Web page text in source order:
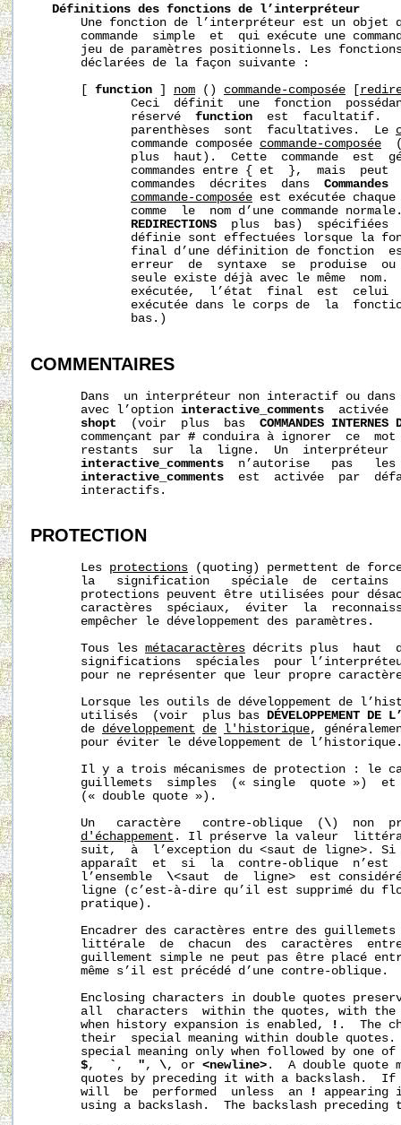
Définitions des fonctions de l’interpréteur
Une fonction de l’interpréteur est un objet
commande  simple  et  qui exécute une
jeu de paramètres positionnels. Les
       déclarées de la façon suivante :
function nom () commande-composée
Ceci  définit  une  fonction
              réservé
function
est  facultatif.
              parenthèses  sont  facultatives.  Le
              commande composée
commande-composée
plus  haut).  Cette  commande  est
commandes entre { et  },  mais  peut
              commandes  décrites  dans
Commandes
commande-composée est exécutée
comme  le  nom d’une commande
REDIRECTIONS
plus  bas)  spécifiées
définie sont effectuées lorsque la
final d’une définition de fonction
erreur  de  syntaxe  se  produise
seule existe déjà avec le même  nom.
exécutée,  l’état  final  est  celui
exécutée dans le corps de  la
              bas.)
COMMENTAIRES
Dans  un interpréteur non interactif ou
       avec l’option
interactive_comments
activée
shopt
  (voir  plus  bas
COMMANDES INTERNES
       commençant par
# conduira à ignorer  ce
restants  sur  la  ligne.  Un  interpréteur
interactive_comments
n’autorise   pas
interactive_comments
est  activée  par
       interactifs.
PROTECTION
       Les
protections (quoting) permettent de
la   signification   spéciale  de  certains
protections peuvent être utilisées pour
caractères  spéciaux,  éviter  la
       empêcher le développement des paramètres.
       Tous les
métacaractères décrits plus  haut
significations  spéciales  pour
pour ne représenter que leur propre
Lorsque les outils de développement de
       utilisés  (voir  plus bas
DÉVELOPPEMENT DE
       de
développement de l'historique,
pour éviter le développement de
Il y a trois mécanismes de protection : le
guillemets  simples  (« single  quote »)
       (« double quote »).
       Un   caractère   contre-oblique  (
\ )  non
d'échappement . Il préserve la valeur
suit,  à  l’exception du <saut de ligne>.
apparaît  et  si  la  contre-oblique  n’est
       l’ensemble
\<saut  de  ligne>  est considéré
ligne (c’est-à-dire qu’il est supprimé du
       pratique).
Encadrer des caractères entre des
littérale  de  chacun  des  caractères
guillement simple ne peut pas être placé
       même s’il est précédé d’une contre-oblique.
Enclosing characters in double quotes
all  characters  within the quotes, with
       when history expansion is enabled,
! .  The
their  special meaning within double
special meaning only when followed by one
$, ` , " , \, or <newline> .  A double quote
quotes by preceding it with a backslash.
       will  be  performed  unless  an
!
appearing
using a backslash.  The backslash preceding